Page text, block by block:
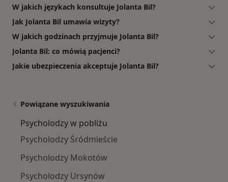
W jakich językach konsultuje Jolanta Bil?
Jak Jolanta Bil umawia wizyty?
W jakich godzinach przyjmuje Jolanta Bil?
Jolanta Bil: co mówią pacjenci?
Jakie ubezpieczenia akceptuje Jolanta Bil?
Powiązane wyszukiwania
Psycholodzy w pobliżu
Psycholodzy Śródmieście
Psycholodzy Mokotów
Psycholodzy Ursynów